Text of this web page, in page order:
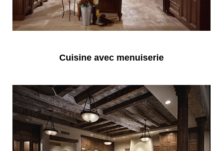
Cuisine avec menuiserie